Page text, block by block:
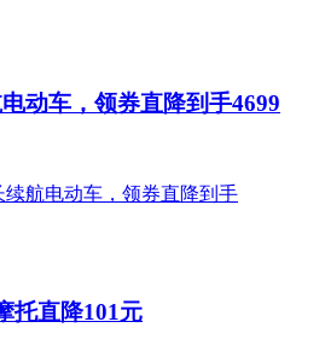
动车，领券直降到手4699
托直降101元